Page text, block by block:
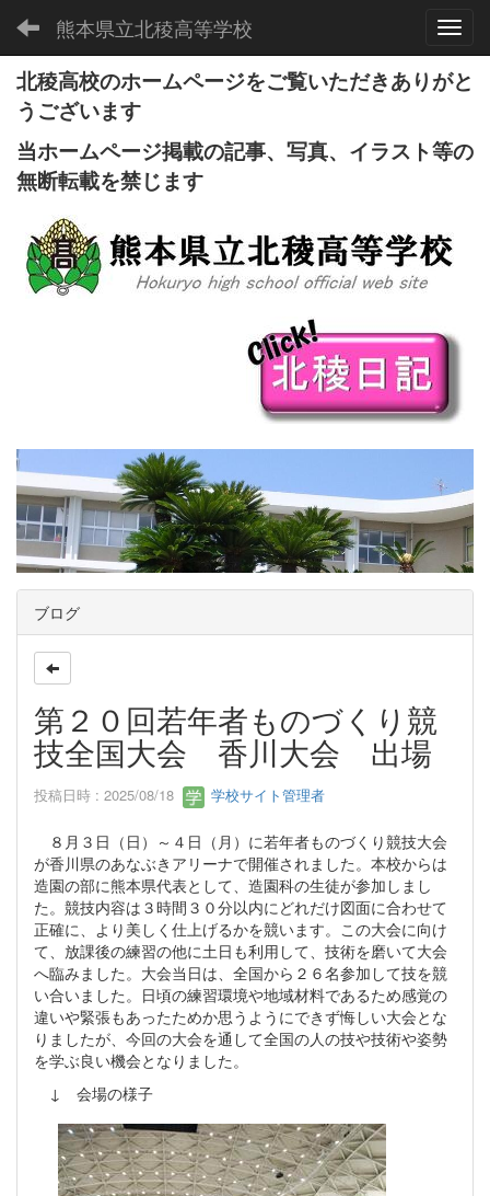
熊本県立北稜高等学校
北稜高校のホームページをご覧いただきありがと
うございます
当ホームページ掲載の記事、写真、イラスト等の
無断転載を禁じます
ブログ
第２０回若年者ものづくり競
技全国大会 香川大会 出場
投稿日時 : 2025/08/18 学校サイト管理者
８月３日（日）～４日（月）に若年者ものづくり競技大会
が香川県のあなぶきアリーナで開催されました。本校からは
造園の部に熊本県代表として、造園科の生徒が参加しまし
た。競技内容は３時間３０分以内にどれだけ図面に合わせて
正確に、より美しく仕上げるかを競います。この大会に向け
て、放課後の練習の他に土日も利用して、技術を磨いて大会
へ臨みました。大会当日は、全国から２６名参加して技を競
い合いました。日頃の練習環境や地域材料であるため感覚の
違いや緊張もあったためか思うようにできず悔しい大会とな
りましたが、今回の大会を通して全国の人の技や技術や姿勢
を学ぶ良い機会となりました。
↓ 会場の様子